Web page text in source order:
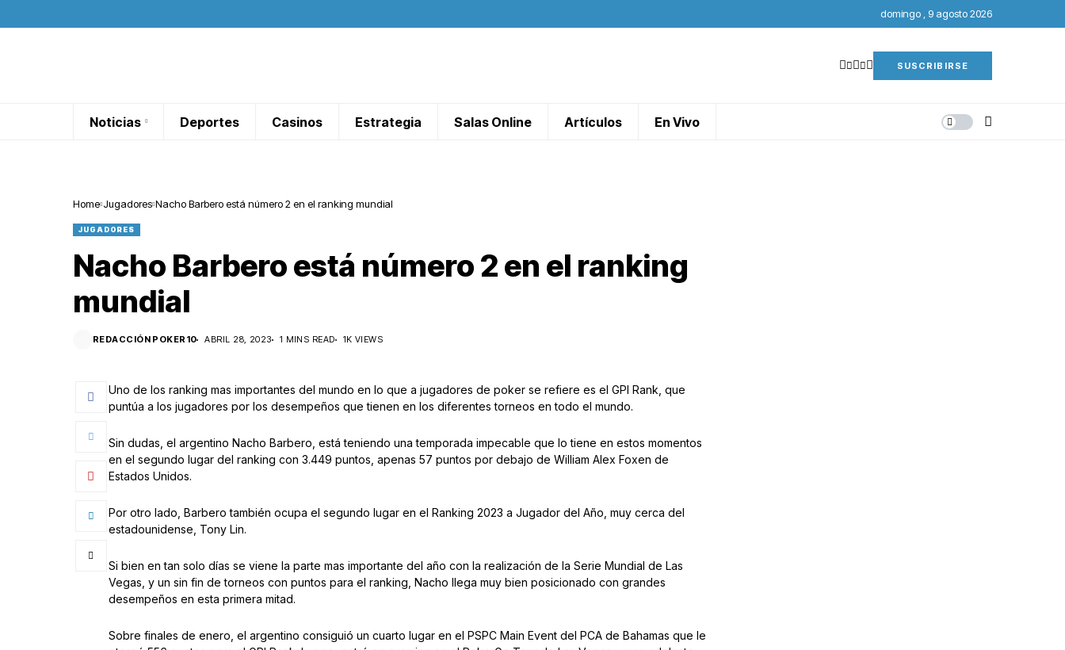
domingo , 9 agosto 2026
SUSCRIBIRSE
Noticias Deportes Casinos Estrategia Salas Online Artículos En Vivo
Home Jugadores Nacho Barbero está número 2 en el ranking mundial
JUGADORES
Nacho Barbero está número 2 en el ranking
mundial
REDACCIÓN POKER10 ABRIL 28, 2023 1 MINS READ 1K VIEWS
Uno de los ranking mas importantes del mundo en lo que a jugadores de poker se refiere es el GPI Rank, que
puntúa a los jugadores por los desempeños que tienen en los diferentes torneos en todo el mundo.
Sin dudas, el argentino Nacho Barbero, está teniendo una temporada impecable que lo tiene en estos momentos
en el segundo lugar del ranking con 3.449 puntos, apenas 57 puntos por debajo de William Alex Foxen de
Estados Unidos.
Por otro lado, Barbero también ocupa el segundo lugar en el Ranking 2023 a Jugador del Año, muy cerca del
estadounidense, Tony Lin.
Si bien en tan solo días se viene la parte mas importante del año con la realización de la Serie Mundial de Las
Vegas, y un sin fin de torneos con puntos para el ranking, Nacho llega muy bien posicionado con grandes
desempeños en esta primera mitad.
Sobre finales de enero, el argentino consiguió un cuarto lugar en el PSPC Main Event del PCA de Bahamas que le